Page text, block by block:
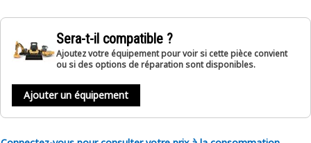
Sera-t-il compatible ?
Ajoutez votre équipement pour voir si cette pièce convient
ou si des options de réparation sont disponibles.
Ajouter un équipement